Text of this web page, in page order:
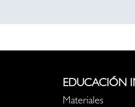
EDUCACIÓN
Materiales